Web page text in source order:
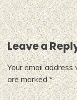
Leave a
Your email
are marked*